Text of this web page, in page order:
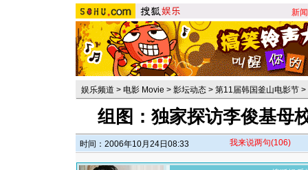
新闻
娱乐频道 > 电影 Movie > 影坛动态 > 第11届韩国釜山电影节 >
组图：独家探访李俊基母
时间：2006年10月24日08:33 我来说两句(106)